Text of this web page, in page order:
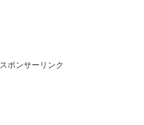
スポンサーリンク